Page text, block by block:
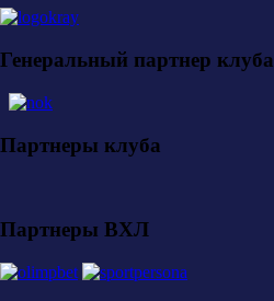
Генеральный партнер клуба
Партнеры клуба
Партнеры ВХЛ